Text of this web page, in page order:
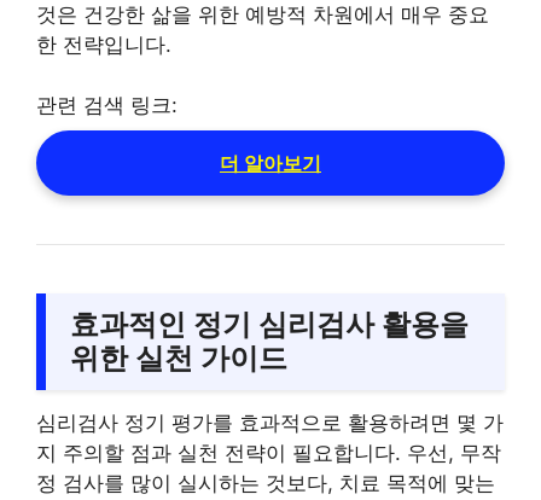
것은 건강한 삶을 위한 예방적 차원에서 매우 중요
한 전략입니다.
관련 검색 링크:
더 알아보기
효과적인 정기 심리검사 활용을
위한 실천 가이드
심리검사 정기 평가를 효과적으로 활용하려면 몇 가
지 주의할 점과 실천 전략이 필요합니다. 우선, 무작
정 검사를 많이 실시하는 것보다, 치료 목적에 맞는